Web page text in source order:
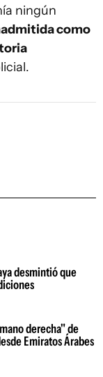
ningún
como
desmintió que
derecha" de
Emiratos Árabes